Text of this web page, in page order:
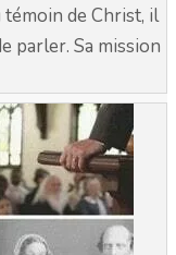
témoin de Christ, il
parler. Sa mission